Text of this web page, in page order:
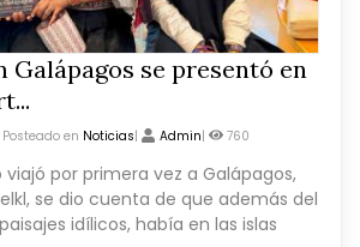
Galápagos se presentó en
en Noticias| Admin| 760
viajó por primera vez a Galápagos,
se dio cuenta de que además del
idílicos, había en las islas